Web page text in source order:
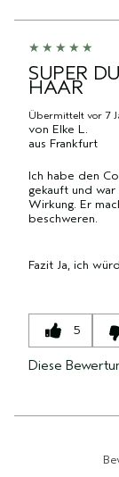
SUPER
HAAR
Übermittelt vor 7
von Elke L.
aus Frankfurt
Ich habe den
gekauft und
Wirkung. Er
beschweren.
Fazit Ja, ich
5
Diese